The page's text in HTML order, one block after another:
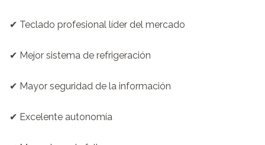
✔ Teclado profesional líder del mercado
✔ Mejor sistema de refrigeración
✔ Mayor seguridad de la información
✔ Excelente autonomía